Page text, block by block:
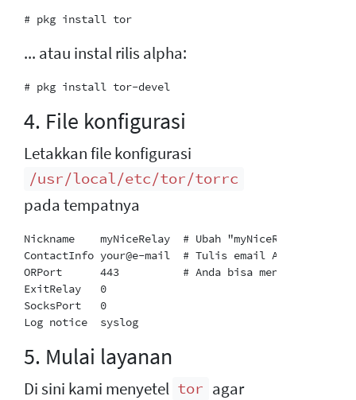
... atau instal rilis alpha:
4. File konfigurasi
Letakkan file konfigurasi
/usr/local/etc/tor/torrc
pada tempatnya
Nickname    myNiceRelay  # Ubah "myNiceRelay"
ContactInfo your@e-mail  # Tulis email Anda dan
ORPort      443          # Anda bisa menggunakan
ExitRelay   0
SocksPort   0
5. Mulai layanan
Di sini kami menyetel tor agar